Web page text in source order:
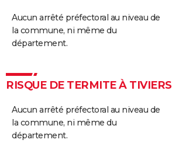
Aucun arrêté préfectoral au niveau de
la commune, ni même du
département.
RISQUE DE TERMITE À TIVIERS
Aucun arrêté préfectoral au niveau de
la commune, ni même du
département.